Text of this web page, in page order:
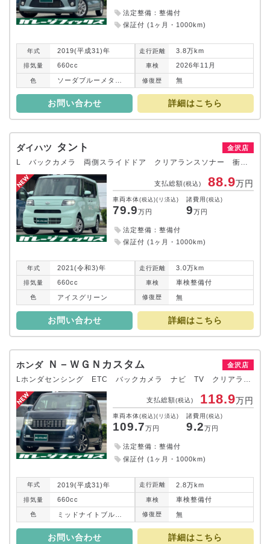
法定整備：整備付
保証付 (1ヶ月・1000km)
年式 2019(平成31)年 走行距離 3.8万km
排気量 660cc 車検 2026年11月
色 修復 歴 無
お問い合わせ 詳細はこちら
ダイハツ タント 金沢店
L バックカメラ 両側スライドドア クリアランスソナー 衝突被害軽減システム オートライト LEDヘッドランプ キーレスエントリー アイドリングストップ 電動格納ミラー CVT 盗難防止システム ABS
支払総額(税込) 88.9万円
車両本体(税込)(リ済込)
79.9万円
諸費用(税込)
9万円
法定整備：整備付
保証付 (1ヶ月・1000km)
年式 2021(令和3)年 走行距離 3.0万km
排気量 660cc 車検 車検整備付
色 アイスグリーン 修復歴 無
お問い合わせ 詳細はこちら
ホンダ Ｎ－ＷＧＮカスタム 金沢店
Lホンダセンシング ETC バックカメラ ナビ TV クリアランスソナー オートクルーズコントロール レーンアシスト 衝突被害軽減システム LEDヘッドランプ スマートキー アイドリングストップ 電動格納ミラー
支払総額(税込) 118.9万円
車両本体(税込)(リ済込)
109.7万円
諸費用(税込)
9.2万円
法定整備：整備付
保証付 (1ヶ月・1000km)
年式 2019(平成31)年 走行距離 2.8万km
排気量 660cc 車検 車検整備付
色 修復歴 無
お問い合わせ 詳細はこちら